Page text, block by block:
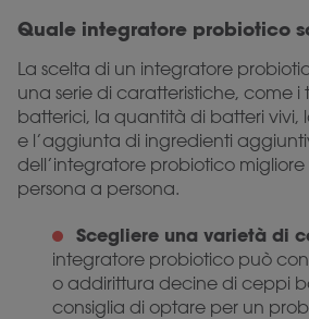
Quale integratore probiotico
La scelta di un integratore
una serie di caratteristiche, come i
batterici, la quantità di batteri vivi,
e l’aggiunta di ingredienti
dell’integratore probiotico
persona a persona.
Scegliere una varietà di
integratore probiotico può
o addirittura decine di ceppi
consiglia di optare per un